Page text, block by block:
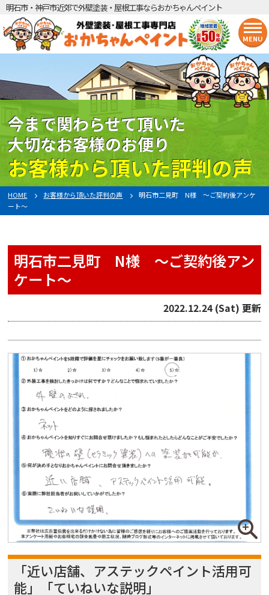
明石市・神戸市近郊で外壁塗装・屋根工事ならおかちゃんペイント
MENU
今まで関わらせて頂いた
大切なお客様のお便り
お客様から頂いた評判の声
HOME お客様から頂いた評判の声
明石市二見町 N様 〜ご契約後アンケ
ート〜
明石市二見町 N様 〜ご契約後アン
ケート〜
2022.12.24 (Sat) 更新
「近い店舗、アステックペイント活用可
能」「ていねいな説明」